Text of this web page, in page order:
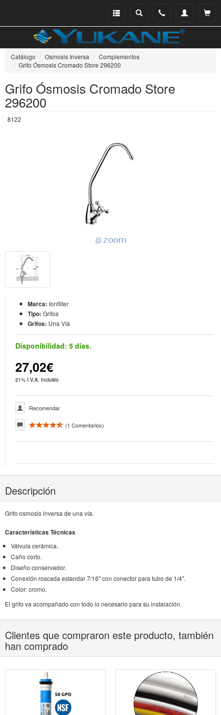
Ver
Mi
Teléfono
Buscar
Menu
Catálogo Osmosis Inversa
Complementos
Grifo Ósmosis Cromado Store 296200
Grifo Ósmosis Cromado Store
296200
8122
Marca: Ionfilter
Tipo: Grifos
Grifos: Una Vía
Disponibilidad: 5 días.
27,02€
21% I.V.A. Incluido
Recomendar
(1 Comentarios)
Descripción
Grifo osmosis inversa de una vía.
Características Técnicas
Válvula cerámica.
Caño corto.
Diseño conservador.
Conexión roscada estandar 7/16" con conector para tubo de 1/4".
Color: cromo.
El grifo va acompañado con todo lo necesario para su instalación.
Clientes que compraron este producto, también
han comprado